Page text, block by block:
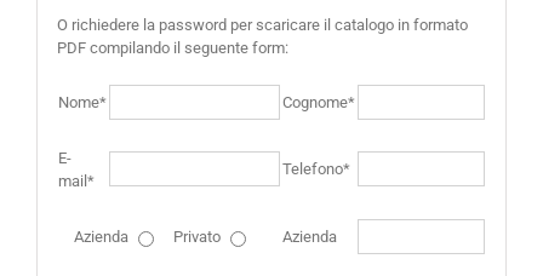
O richiedere la password per scaricare il catalogo in formato
PDF compilando il seguente form:
Nome* Cognome*
E-
mail*
Telefono*
Azienda Privato Azienda